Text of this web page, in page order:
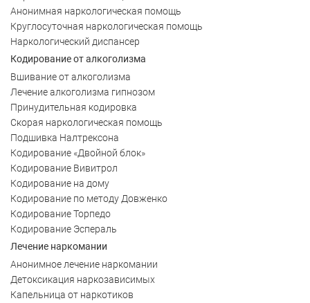
Анонимная наркологическая помощь
Круглосуточная наркологическая помощь
Наркологический диспансер
Кодирование от алкоголизма
Вшивание от алкоголизма
Лечение алкоголизма гипнозом
Принудительная кодировка
Скорая наркологическая помощь
Подшивка Налтрексона
Кодирование «Двойной блок»
Кодирование Вивитрол
Кодирование на дому
Кодирование по методу Довженко
Кодирование Торпедо
Кодирование Эспераль
Лечение наркомании
Анонимное лечение наркомании
Детоксикация наркозависимых
Капельница от наркотиков